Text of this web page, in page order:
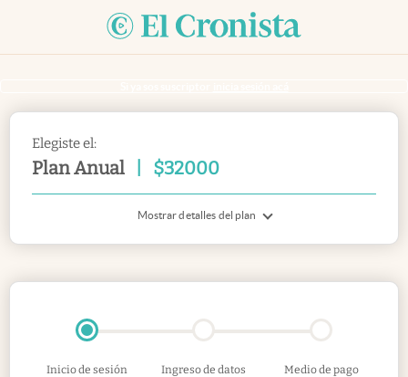
Elegiste el:
Plan Anual $32000
Mostrar detalles del plan
Inicio de sesión Ingreso de datos Medio de pago